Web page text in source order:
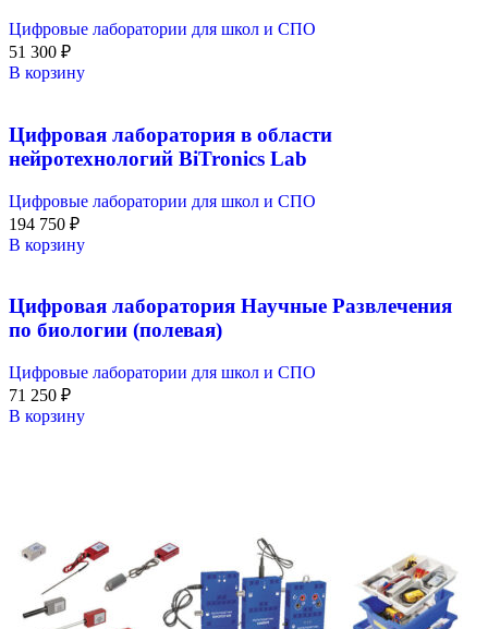
Цифровые лаборатории для школ и СПО
51 300 ₽
В корзину
Цифровая лаборатория в области
нейротехнологий BiTronics Lab
Цифровые лаборатории для школ и СПО
194 750 ₽
В корзину
Цифровая лаборатория Научные Развлечения
по биологии (полевая)
Цифровые лаборатории для школ и СПО
71 250 ₽
В корзину